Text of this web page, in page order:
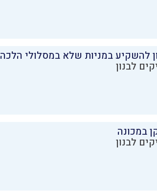
להשקיע במניות שלא במסלולי הלכה
לבנון
במכונה
לבנון